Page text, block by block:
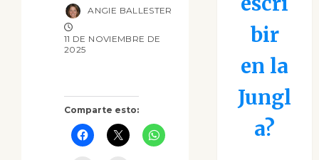
Comparte esto:
ANGIE BALLESTER
11 DE NOVIEMBRE DE
2025
bir
en la
Jungl
a?